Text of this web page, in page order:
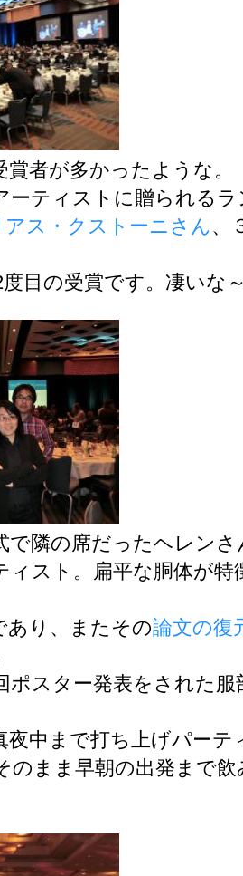
者が多かったような。
ーティストに贈られる
アス・クストーニさん、
目の受賞です。凄いな
で隣の席だったヘレンさ
ィスト。扁平な胴体が特
あり、またその論文の復
ポスター発表をされた
夜中まで打ち上げパーテ
のまま早朝の出発まで